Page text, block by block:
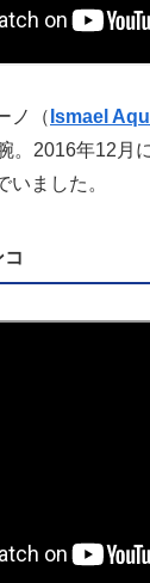
ノ（ Ismael
。2016年12月
いました。